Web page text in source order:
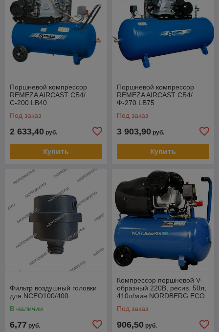
Поршневой компрессор
REMEZA AIRCAST CБ4/
С-200.LB40
Под заказ
2 633,40 руб.
Купить
Поршневой компрессор
REMEZA AIRCAST CБ4/
Ф-270.LB75
Под заказ
3 903,90 руб.
Купить
Фильтр воздушный головки
для NCEO100/400
В наличии
6,77 руб.
Компрессор поршневой V-
образный 220В, ресив. 50л,
410л/мин NORDBERG ECO
Под заказ
906,50 руб.